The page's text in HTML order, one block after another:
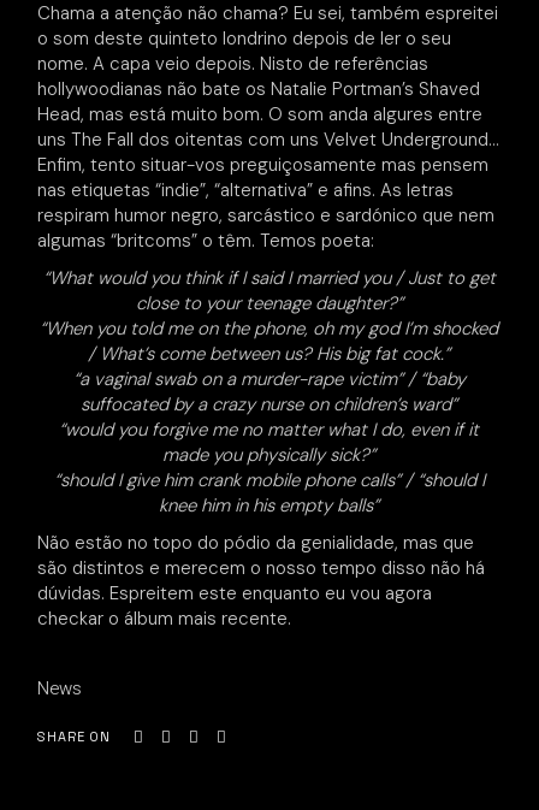
Chama a atenção não chama? Eu sei, também espreitei
o som deste quinteto londrino depois de ler o seu
nome. A capa veio depois. Nisto de referências
hollywoodianas não bate os Natalie Portman’s Shaved
Head, mas está muito bom. O som anda algures entre
uns The Fall dos oitentas com uns Velvet Underground…
Enfim, tento situar-vos preguiçosamente mas pensem
nas etiquetas “indie”, “alternativa” e afins. As letras
respiram humor negro, sarcástico e sardónico que nem
algumas “britcoms” o têm. Temos poeta:
“What would you think if I said I married you / Just to get
close to your teenage daughter?”
“When you told me on the phone, oh my god I’m shocked
/ What’s come between us? His big fat cock.”
“a vaginal swab on a murder-rape victim” / “baby
suffocated by a crazy nurse on children’s ward”
“would you forgive me no matter what I do, even if it
made you physically sick?”
“should I give him crank mobile phone calls” / “should I
knee him in his empty balls”
Não estão no topo do pódio da genialidade, mas que
são distintos e merecem o nosso tempo disso não há
dúvidas. Espreitem este enquanto eu vou agora
checkar o álbum mais recente.
News
SHARE ON